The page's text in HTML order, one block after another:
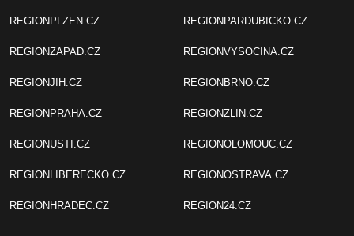
REGIONPLZEN.CZ
REGIONZAPAD.CZ
REGIONJIH.CZ
REGIONPRAHA.CZ
REGIONUSTI.CZ
REGIONLIBERECKO.CZ
REGIONHRADEC.CZ
REGIONPARDUBICKO.CZ
REGIONVYSOCINA.CZ
REGIONBRNO.CZ
REGIONZLIN.CZ
REGIONOLOMOUC.CZ
REGIONOSTRAVA.CZ
REGION24.CZ